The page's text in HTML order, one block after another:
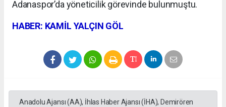
Adanaspor’da yöneticilik görevinde bulunmuştu.
HABER: KAMİL YALÇIN GÖL
Anadolu Ajansı (AA), İhlas Haber Ajansı (İHA), Demirören